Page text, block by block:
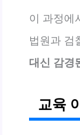
이 과정에
법원과 검
대신 감경
교육